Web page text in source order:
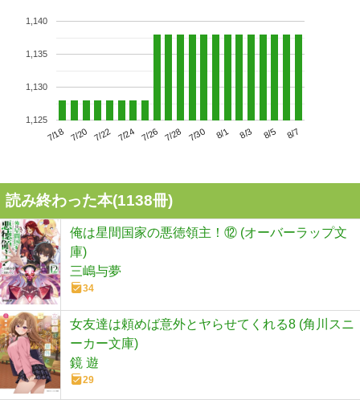
7/18 7/20 7/22 7/24 7/26 7/28 7/30 8/1 8/3 8/5 8/7
1,125
1,130
1,135
1,140
読み終わった本(1138冊)
俺は星間国家の悪徳領主！⑫ (オーバーラップ文
庫)
三嶋与夢
34
女友達は頼めば意外とヤらせてくれる8 (角川スニ
ーカー文庫)
鏡 遊
29